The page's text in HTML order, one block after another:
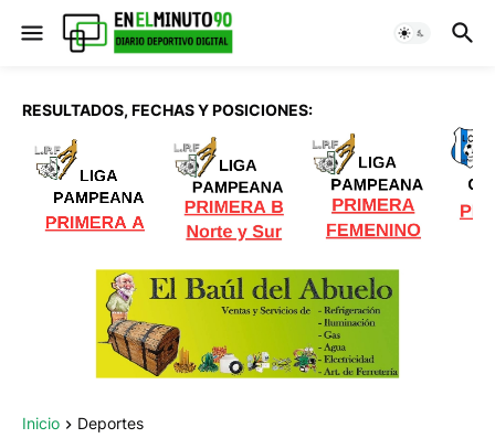
RESULTADOS, FECHAS Y POSICIONES:
Inicio Deportes